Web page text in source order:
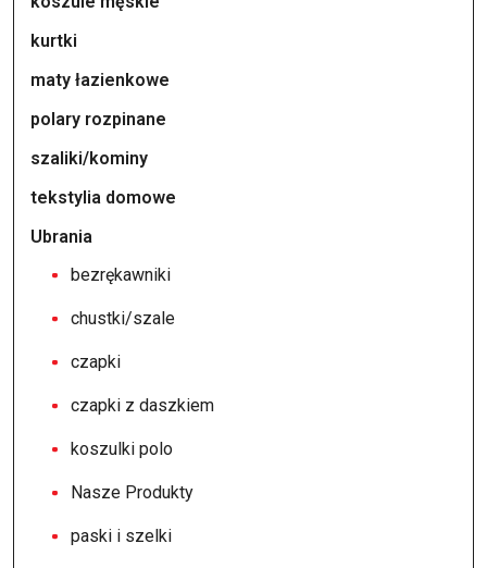
kurtki
maty łazienkowe
polary rozpinane
szaliki/kominy
tekstylia domowe
Ubrania
bezrękawniki
chustki/szale
czapki
czapki z daszkiem
koszulki polo
Nasze Produkty
paski i szelki